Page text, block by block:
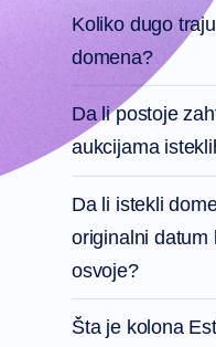
Koliko dugo
domena?
Da li postoje
aukcijama
Da li istekli
originalni datum
osvoje?
Šta je kolona